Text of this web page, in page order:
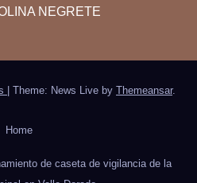
NEGRETE
Theme: News Live by Themeansar.
Home
de caseta de vigilancia de la